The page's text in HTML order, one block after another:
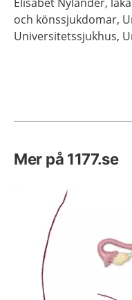
och könssjukdomar,
Universitetssjukhus,
Mer på 1177.se